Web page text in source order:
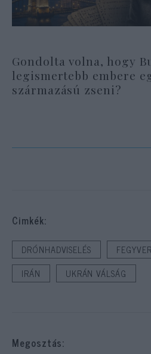
Gondolta volna, hogy
legismertebb embere
származású zseni?
Cimkék:
DRÓNHADVISELÉS
IRÁN
UKRÁN VÁLSÁG
Megosztás: